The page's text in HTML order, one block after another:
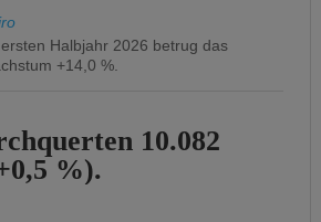
Halbjahr 2026 betrug das
+14,0 %.
10.082
%).